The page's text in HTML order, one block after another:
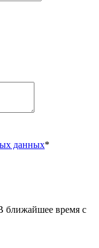
данных*
ближайшее время с